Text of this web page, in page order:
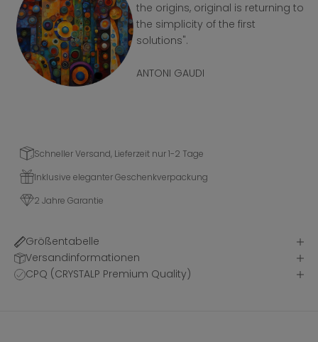
the origins, original is returning to
the simplicity of the first
solutions".
ANTONI GAUDI
Schneller Versand, Lieferzeit nur 1-2 Tage
Inklusive eleganter Geschenkverpackung
2 Jahre Garantie
Größentabelle
Versandinformationen
CPQ (CRYSTALP Premium Quality)